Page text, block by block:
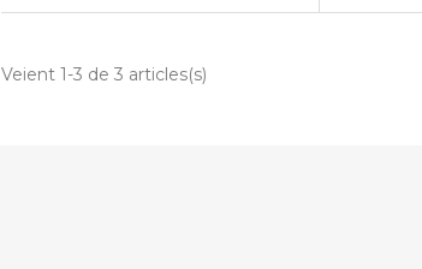
Veient 1-3 de 3 articles(s)